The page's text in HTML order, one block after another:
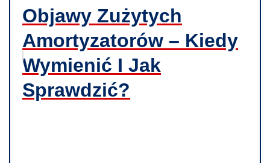
Objawy Zużytych
Amortyzatorów – Kiedy
Wymienić I Jak
Sprawdzić?